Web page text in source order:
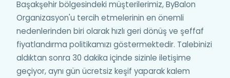
Başakşehir bölgesindeki müşterilerimiz, ByBalon
Organizasyon'u tercih etmelerinin en önemli
nedenlerinden biri olarak hızlı geri dönüş ve şeffaf
fiyatlandırma politikamızı göstermektedir. Talebinizi
aldıktan sonra 30 dakika içinde sizinle iletişime
geçiyor, aynı gün ücretsiz keşif yaparak kalem